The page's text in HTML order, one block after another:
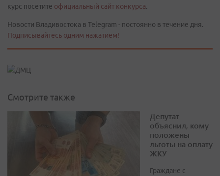
курс посетите официальный сайт конкурса.
Новости Владивостока в Telegram - постоянно в течение дня.
Подписывайтесь одним нажатием!
Смотрите также
Депутат
объяснил, кому
положены
льготы на оплату
ЖКУ
Граждане с